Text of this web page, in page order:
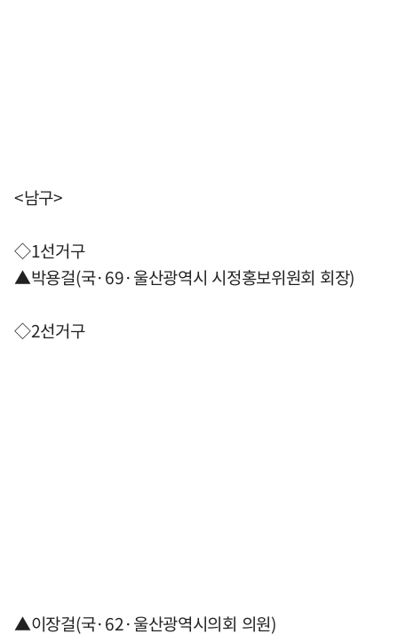
<남구>
◇1선거구
▲박용걸(국·69·울산광역시 시정홍보위원회 회장)
◇2선거구
▲이장걸(국·62·울산광역시의회 의원)